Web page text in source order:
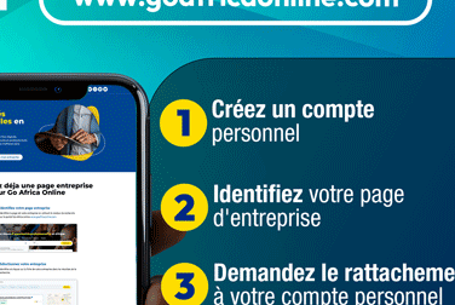
prendre des dispositions idoines pour parer
cette année 2024 ? La réponse à travers
et négativement de l’année
50 des Béninois les plus influents de l'année 2023
526